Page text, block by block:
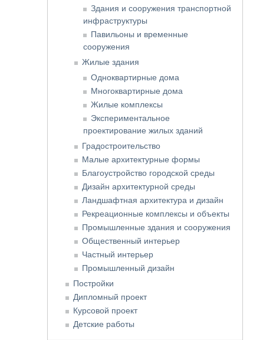
Здания и сооружения транспортной
инфраструктуры
Павильоны и временные
сооружения
Жилые здания
Одноквартирные дома
Многоквартирные дома
Жилые комплексы
Экспериментальное
проектирование жилых зданий
Градостроительство
Малые архитектурные формы
Благоустройство городской среды
Дизайн архитектурной среды
Ландшафтная архитектура и дизайн
Рекреационные комплексы и объекты
Промышленные здания и сооружения
Общественный интерьер
Частный интерьер
Промышленный дизайн
Постройки
Дипломный проект
Курсовой проект
Детские работы